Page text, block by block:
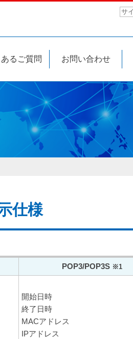
るご質問 お問い合わせ
仕様
POP3/POP3S ※1
開始日時
終了日時
MACアドレス
IPアドレス